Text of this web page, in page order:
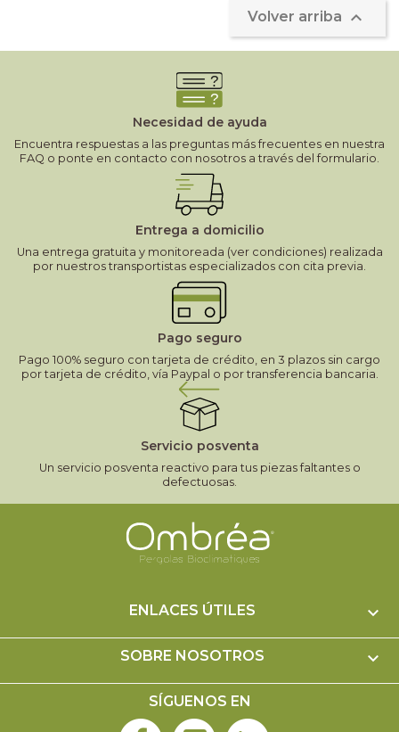
Volver arriba 
Necesidad de ayuda
Encuentra respuestas a las preguntas más frecuentes en nuestra
FAQ o ponte en contacto con nosotros a través del formulario.
Entrega a domicilio
Una entrega gratuita y monitoreada (ver condiciones) realizada
por nuestros transportistas especializados con cita previa.
Pago seguro
Pago 100% seguro con tarjeta de crédito, en 3 plazos sin cargo
por tarjeta de crédito, vía Paypal o por transferencia bancaria.
Servicio posventa
Un servicio posventa reactivo para tus piezas faltantes o
defectuosas.
ENLACES ÚTILES 
SOBRE NOSOTROS 
SÍGUENOS EN